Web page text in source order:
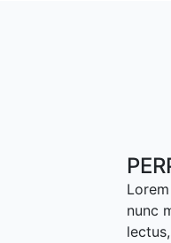
nunc